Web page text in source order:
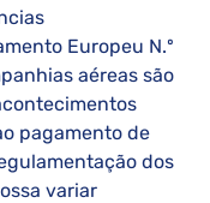
Europeu N.º
aéreas são
pagamento de
dos
variar